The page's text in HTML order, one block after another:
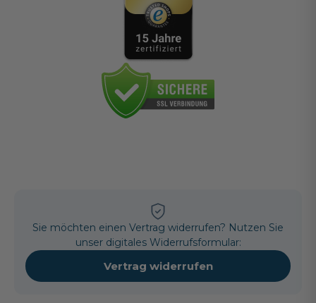
Sie möchten einen Vertrag widerrufen? Nutzen Sie
unser digitales Widerrufsformular:
Vertrag widerrufen